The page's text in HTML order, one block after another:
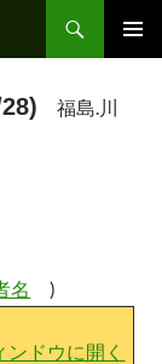
福島.川
名
)
ンドウに開く